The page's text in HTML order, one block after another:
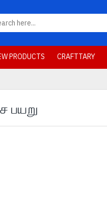
PRODUCTS CRAFTTARY
பயறு